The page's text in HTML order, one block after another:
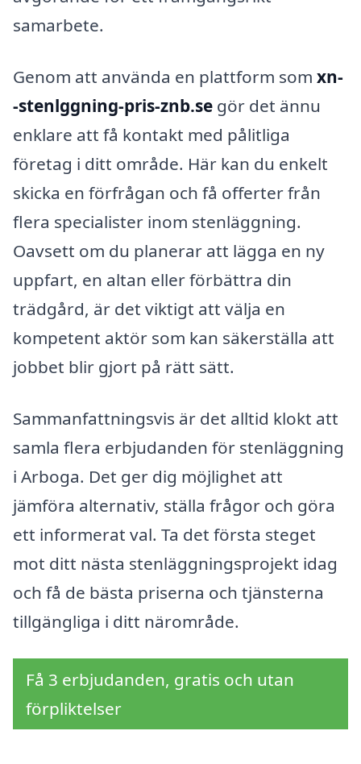
samarbete.
Genom att använda en plattform som xn-
-stenlggning-pris-znb.se gör det ännu
enklare att få kontakt med pålitliga
företag i ditt område. Här kan du enkelt
skicka en förfrågan och få offerter från
flera specialister inom stenläggning.
Oavsett om du planerar att lägga en ny
uppfart, en altan eller förbättra din
trädgård, är det viktigt att välja en
kompetent aktör som kan säkerställa att
jobbet blir gjort på rätt sätt.
Sammanfattningsvis är det alltid klokt att
samla flera erbjudanden för stenläggning
i Arboga. Det ger dig möjlighet att
jämföra alternativ, ställa frågor och göra
ett informerat val. Ta det första steget
mot ditt nästa stenläggningsprojekt idag
och få de bästa priserna och tjänsterna
tillgängliga i ditt närområde.
Få 3 erbjudanden, gratis och utan
förpliktelser